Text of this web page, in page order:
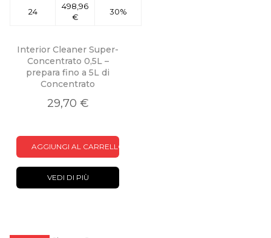
24
498,96
€
30%
Interior Cleaner Super-
Concentrato 0,5L –
prepara fino a 5L di
Concentrato
29,70 €
AGGIUNGI AL CARRELLO
VEDI DI PIÙ